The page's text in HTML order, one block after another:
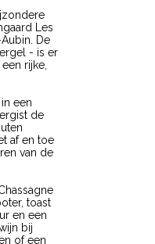
Les
De
- is er
rijke,
een
de
af en toe
van de
toast
en een
bij
of een